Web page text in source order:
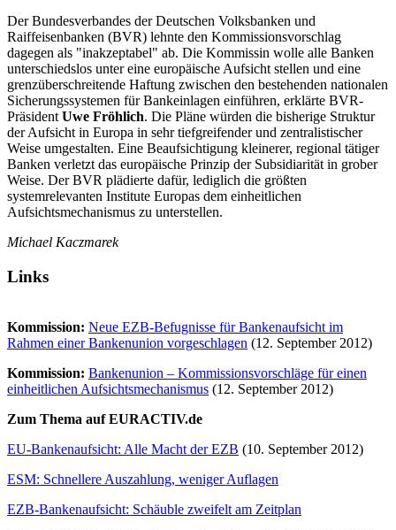
Der Bundesverbandes der Deutschen Volksbanken und
Raiffeisenbanken (BVR) lehnte den Kommissionsvorschlag
dagegen als "inakzeptabel" ab. Die Kommissin wolle alle Banken
unterschiedslos unter eine europäische Aufsicht stellen und eine
grenzüberschreitende Haftung zwischen den bestehenden nationalen
Sicherungssystemen für Bankeinlagen einführen, erklärte BVR-
Präsident Uwe Fröhlich. Die Pläne würden die bisherige Struktur
der Aufsicht in Europa in sehr tiefgreifender und zentralistischer
Weise umgestalten. Eine Beaufsichtigung kleinerer, regional tätiger
Banken verletzt das europäische Prinzip der Subsidiarität in grober
Weise. Der BVR plädierte dafür, lediglich die größten
systemrelevanten Institute Europas dem einheitlichen
Aufsichtsmechanismus zu unterstellen.
Michael Kaczmarek
Links
Kommission: Neue EZB-Befugnisse für Bankenaufsicht im
Rahmen einer Bankenunion vorgeschlagen (12. September 2012)
Kommission: Bankenunion – Kommissionsvorschläge für einen
einheitlichen Aufsichtsmechanismus (12. September 2012)
Zum Thema auf EURACTIV.de
EU-Bankenaufsicht: Alle Macht der EZB (10. September 2012)
ESM: Schnellere Auszahlung, weniger Auflagen
EZB-Bankenaufsicht: Schäuble zweifelt am Zeitplan